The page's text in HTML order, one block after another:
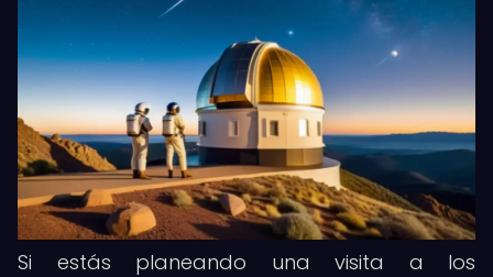
Si estás planeando una visita a los